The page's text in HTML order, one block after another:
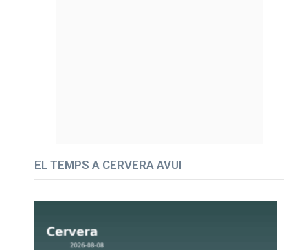
EL TEMPS A CERVERA AVUI